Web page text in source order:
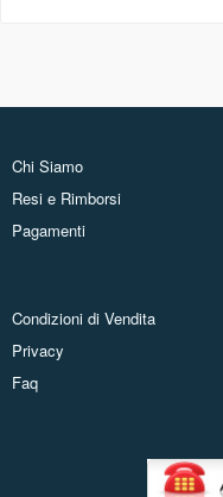
Chi Siamo
Resi e Rimborsi
Pagamenti
Condizioni di Vendita
Privacy
Faq